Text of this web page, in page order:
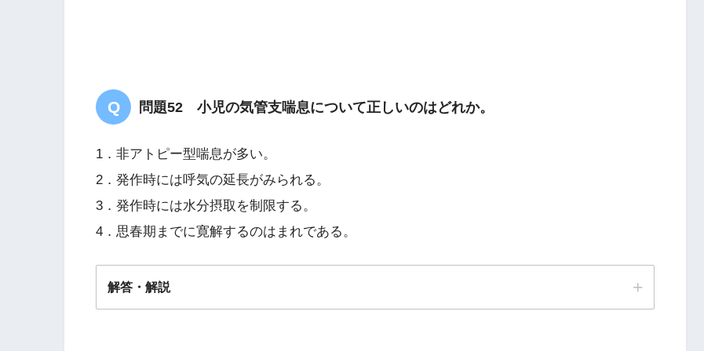
問題52 小児の気管支喘息について正しいのはどれか。
1．非アトピー型喘息が多い。
2．発作時には呼気の延長がみられる。
3．発作時には水分摂取を制限する。
4．思春期までに寛解するのはまれである。
解答・解説